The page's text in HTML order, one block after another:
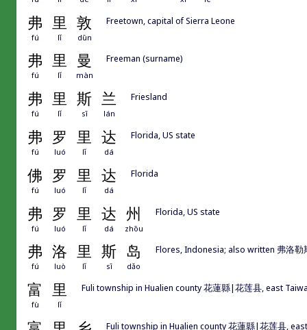
弗 里 敦
fú lǐ dūn
Freetown, capital of Sierra Leone
弗 里 曼
fú lǐ màn
Freeman (surname)
弗 里 斯 兰
fú lǐ sī lán
Friesland
弗 罗 里 达
fú luó lǐ dá
Florida, US state
佛 罗 里 达
fú luó lǐ dá
Florida
弗 罗 里 达 州
fú luó lǐ dá zhōu
Florida, US state
弗 洛 里 斯 岛
fú luò lǐ sī dǎo
Flores, Indonesia; also written 弗洛
富 里
fù lǐ
Fuli township in Hualien county 花蓮縣|花莲县, east
Fuli township in Hualien county 花蓮縣|花莲县,